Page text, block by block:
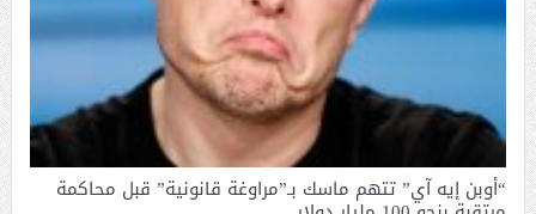
“أوبن إيه آي” تتهم ماسك بـ”مراوغة قانونية” قبل محاكمة